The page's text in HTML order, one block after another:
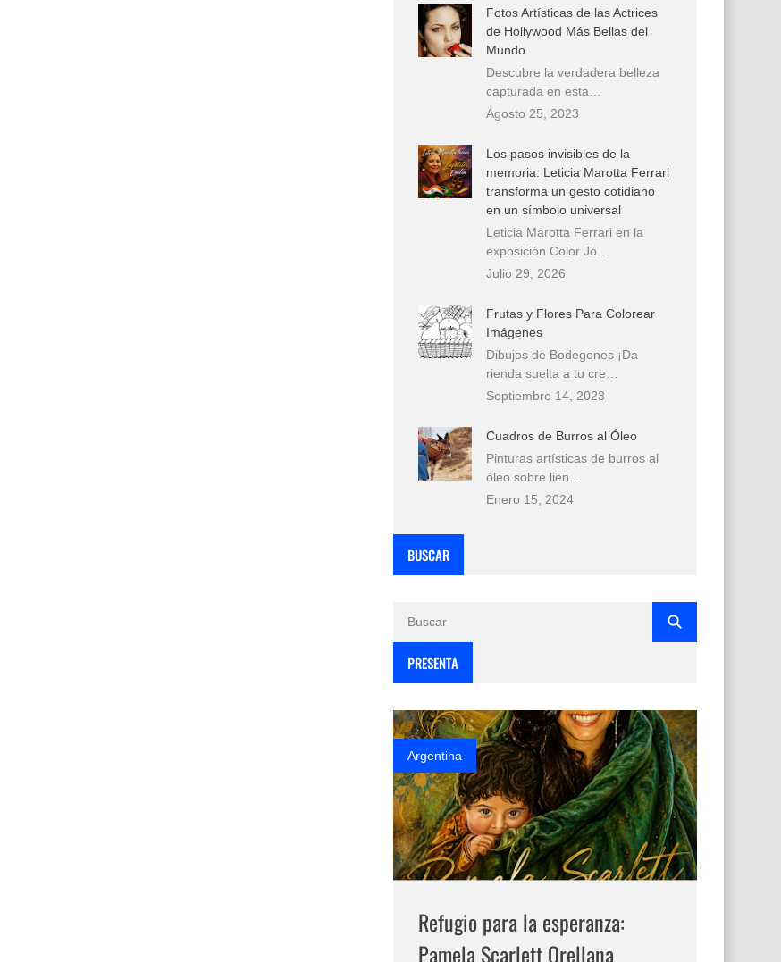
Fotos Artísticas de las Actrices
de Hollywood Más Bellas del
Mundo
Descubre la verdadera belleza
capturada en esta…
Agosto 25, 2023
Los pasos invisibles de la
memoria: Leticia Marotta Ferrari
transforma un gesto cotidiano
en un símbolo universal
Leticia Marotta Ferrari en la
exposición Color Jo…
Julio 29, 2026
Frutas y Flores Para Colorear
Imágenes
Dibujos de Bodegones ¡Da
rienda suelta a tu cre…
Septiembre 14, 2023
Cuadros de Burros al Óleo
Pinturas artísticas de burros al
óleo sobre lien…
Enero 15, 2024
BUSCAR
PRESENTA
Argentina
Refugio para la esperanza:
Pamela Scarlett Orellana